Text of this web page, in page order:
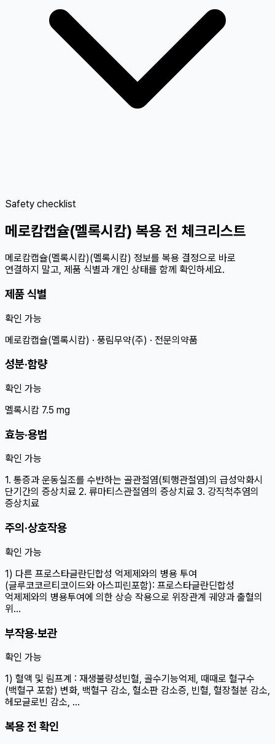
Safety checklist
메로캄캡슐(멜록시캄) 복용 전 체크리스트
메로캄캡슐(멜록시캄)(멜록시캄) 정보를 복용 결정으로 바로
연결하지 말고, 제품 식별과 개인 상태를 함께 확인하세요.
제품 식별
확인 가능
메로캄캡슐(멜록시캄) · 풍림무약(주) · 전문의약품
성분·함량
확인 가능
멜록시캄 7.5 mg
효능·용법
확인 가능
1. 통증과 운동실조를 수반하는 골관절염(퇴행관절염)의 급성악화시
단기간의 증상치료 2. 류마티스관절염의 증상치료 3. 강직척추염의
증상치료
주의·상호작용
확인 가능
1) 다른 프로스타글란딘합성 억제제와의 병용 투여
(글루코코르티코이드와 아스피린포함): 프로스타글란딘합성
억제제와의 병용투여에 의한 상승 작용으로 위장관계 궤양과 출혈의
위…
부작용·보관
확인 가능
1) 혈액 및 림프계 : 재생불량성빈혈, 골수기능억제, 때때로 혈구수
(백혈구 포함) 변화, 백혈구 감소, 혈소판 감소증, 빈혈, 혈장철분 감소,
헤모글로빈 감소, …
복용 전 확인